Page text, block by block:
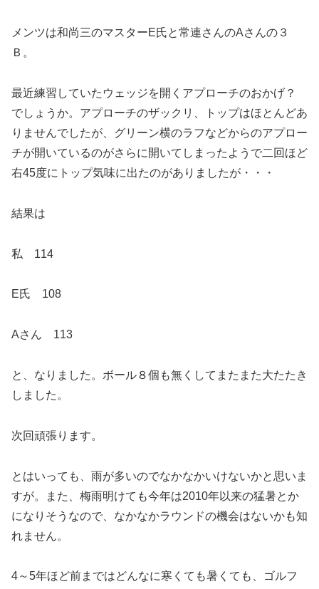
メンツは和尚三のマスターE氏と常連さんのAさんの３
Ｂ。
最近練習していたウェッジを開くアプローチのおかげ？
でしょうか。アプローチのザックリ、トップはほとんどあ
りませんでしたが、グリーン横のラフなどからのアプロー
チが開いているのがさらに開いてしまったようで二回ほど
右45度にトップ気味に出たのがありましたが・・・
結果は
私 114
E氏 108
Aさん 113
と、なりました。ボール８個も無くしてまたまた大たたき
しました。
次回頑張ります。
とはいっても、雨が多いのでなかなかいけないかと思いま
すが。また、梅雨明けても今年は2010年以来の猛暑とか
になりそうなので、なかなかラウンドの機会はないかも知
れません。
4～5年ほど前まではどんなに寒くても暑くても、ゴルフ